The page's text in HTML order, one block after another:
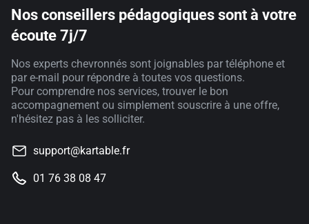
Nos conseillers pédagogiques sont à votre
écoute 7j/7
Nos experts chevronnés sont joignables par téléphone et
par e-mail pour répondre à toutes vos questions.
Pour comprendre nos services, trouver le bon
accompagnement ou simplement souscrire à une offre,
n'hésitez pas à les solliciter.
support@kartable.fr
01 76 38 08 47